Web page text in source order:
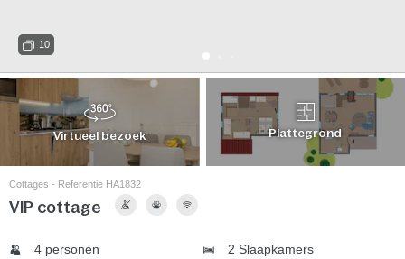
10
Virtueel bezoek Plattegrond
Cottages - Referentie HA1832
VIP cottage
4 personen
2 Slaapkamers